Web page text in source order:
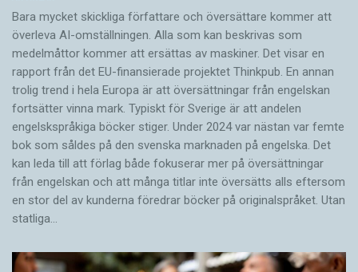
Bara mycket skickliga författare och översättare ­kommer att
överleva AI-omställningen. Alla som kan beskrivas som
medelmåttor kommer att ersättas av maskiner. Det visar en
rapport från det EU-finansierade projektet Thinkpub. En annan
trolig trend i hela Europa är att översättningar från engelskan
fortsätter vinna mark. Typiskt för Sverige är att andelen
engelskspråkiga böcker stiger. Under 2024 var nästan var femte
bok som såldes på den svenska marknaden på engelska. Det
kan leda till att förlag både fokuserar mer på översättningar
från engelskan och att många titlar inte översätts alls eftersom
en stor del av kunderna föredrar böcker på originalspråket. Utan
statliga…